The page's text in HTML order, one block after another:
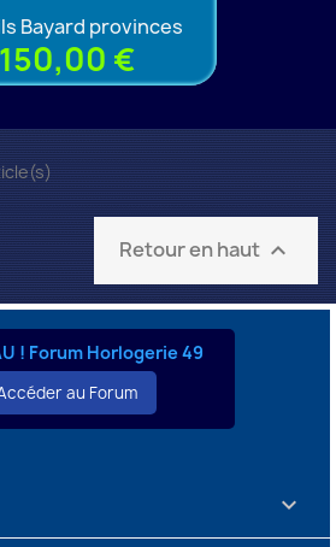
Bayard provinces
150,00 €
Retour en haut 
! Forum Horlogerie 49
au Forum
